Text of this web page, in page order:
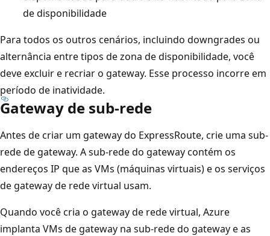
de disponibilidade
Para todos os outros cenários, incluindo downgrades ou
alternância entre tipos de zona de disponibilidade, você
deve excluir e recriar o gateway. Esse processo incorre em
período de inatividade.
Gateway de sub-rede
Antes de criar um gateway do ExpressRoute, crie uma sub-
rede de gateway. A sub-rede do gateway contém os
endereços IP que as VMs (máquinas virtuais) e os serviços
de gateway de rede virtual usam.
Quando você cria o gateway de rede virtual, Azure
implanta VMs de gateway na sub-rede do gateway e as